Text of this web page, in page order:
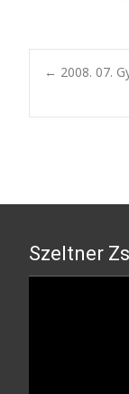
← 2008. 07.
Szeltner